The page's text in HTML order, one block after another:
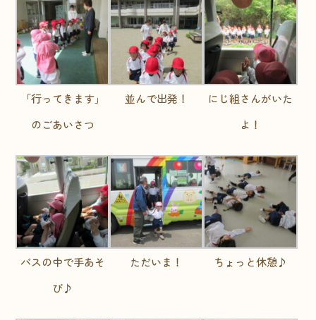
「行ってきます」
のごあいさつ
並んで出発！
にじ組さんがいた
よ！
バスの中で手あそ
び♪
ただいま！ ちょっと休憩♪